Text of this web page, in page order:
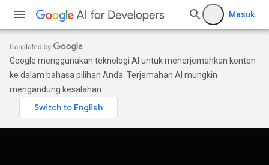
Masuk
Google menggunakan teknologi AI untuk menerjemahkan konten
ke dalam bahasa pilihan Anda. Terjemahan AI mungkin
mengandung kesalahan.